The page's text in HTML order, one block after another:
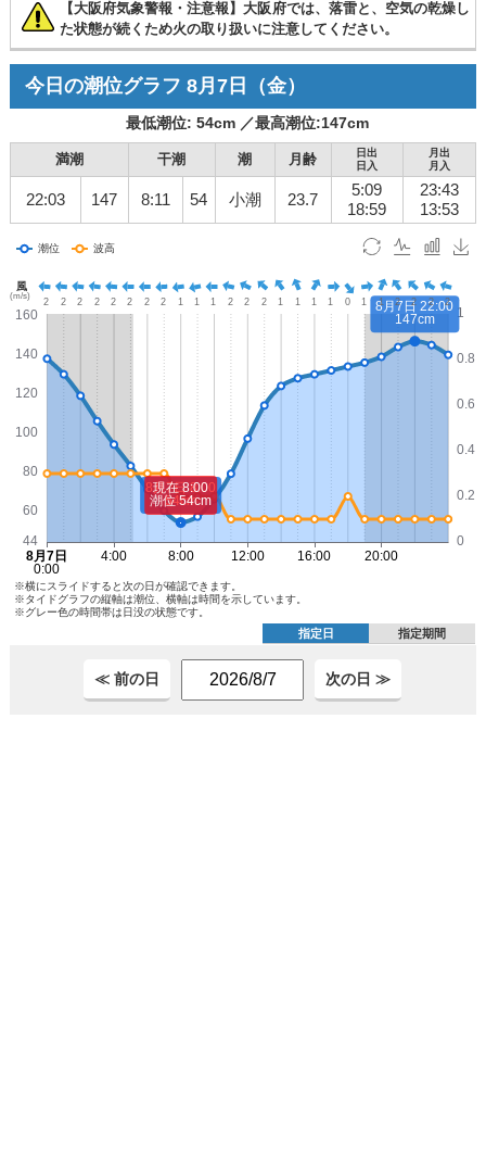
【大阪府気象警報・注意報】大阪府では、落雷と、空気の乾燥し
た状態が続くため火の取り扱いに注意してください。
今日の潮位グラフ 8月7日 （金）
最低潮位: 54cm ／最高潮位:147cm
満潮 干潮 潮 月齢
日出
日入
月出
月入
22:03 147 8:11 54 小潮 23.7
5:09
18:59
23:43
13:53
※横にスライドすると次の日が確認できます。
※タイドグラフの縦軸は潮位、横軸は時間を示しています。
※グレー色の時間帯は日没の状態です。
指定日 指定期間
≪ 前の日 次の日 ≫